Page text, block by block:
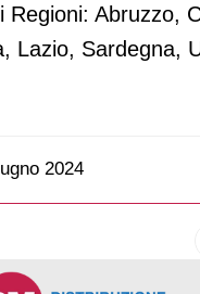
Regioni: Abruzzo,
Lazio, Sardegna,
2024
Apicoltura Piana